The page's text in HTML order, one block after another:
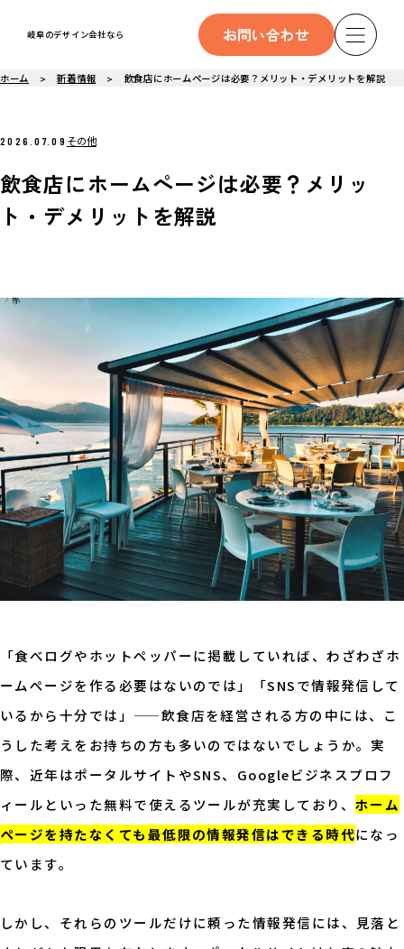
岐阜のデザイン会社なら お問い合わせ
ホーム 新着情報 飲食店にホームページは必要？メリット・デメリットを解説
2026.07.09 その他
飲食店にホームページは必要？メリッ
ト・デメリットを解説
「食べログやホットペッパーに掲載していれば、わざわざホ
ームページを作る必要はないのでは」「SNSで情報発信して
いるから十分では」——飲食店を経営される方の中には、こ
うした考えをお持ちの方も多いのではないでしょうか。実
際、近年はポータルサイトやSNS、Googleビジネスプロフ
ィールといった無料で使えるツールが充実しており、ホーム
ページを持たなくても最低限の情報発信はできる時代になっ
ています。
しかし、それらのツールだけに頼った情報発信には、見落と